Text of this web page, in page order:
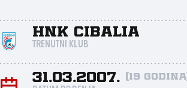
HNK Cibalia
TRENUTNI KLUB
31.03.2007. (19 godina)